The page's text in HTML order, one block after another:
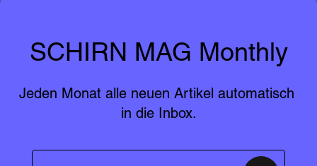
SCHIRN MAG Monthly
Jeden Monat alle neuen Artikel automatisch
in die Inbox.